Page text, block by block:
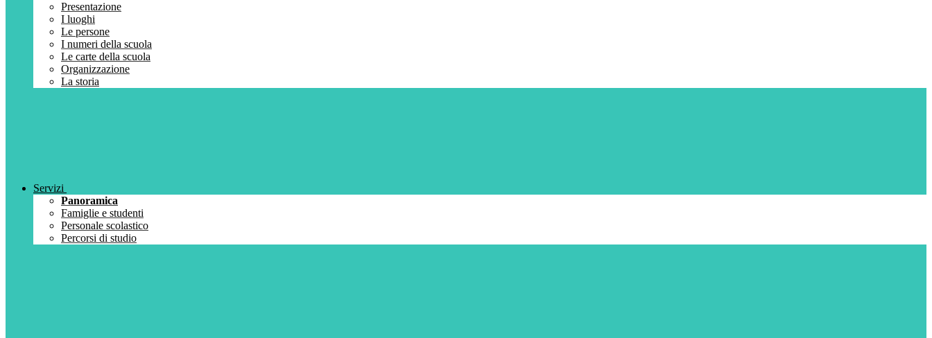
Presentazione
I luoghi
Le persone
I numeri della scuola
Le carte della scuola
Organizzazione
La storia
Servizi
Panoramica
Famiglie e studenti
Personale scolastico
Percorsi di studio